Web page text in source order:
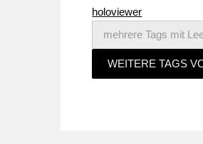
holoviewer